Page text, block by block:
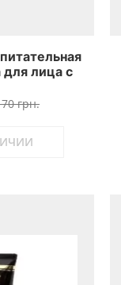
для лица с
and Beauty
sheet mask
грн.